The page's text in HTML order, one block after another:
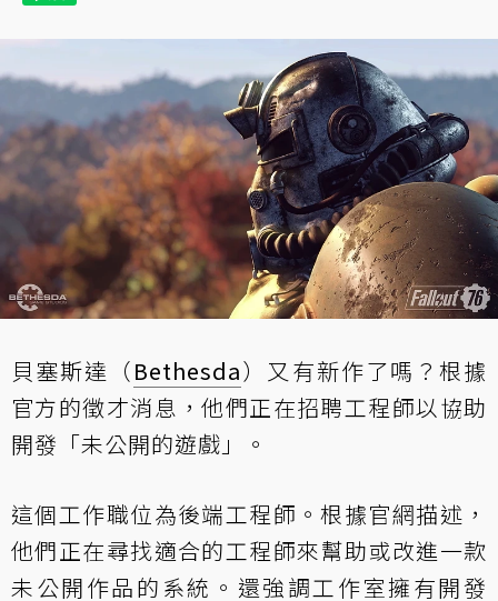
貝塞斯達（Bethesda）又有新作了嗎？根據
官方的徵才消息，他們正在招聘工程師以協助
開發「未公開的遊戲」。
這個工作職位為後端工程師。根據官網描述 ，
他們正在尋找適合的工程師來幫助或改進一款
未公開作品的系統。還強調工作室擁有開發